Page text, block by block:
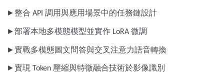
►整合 API 調用與應用場景中的任務鏈設計
►部署本地多模態模型並實作 LoRA 微調
►實戰多模態圖文問答與交叉注意力語音轉換
►實現 Token 壓縮與特徵融合技術於影像識別